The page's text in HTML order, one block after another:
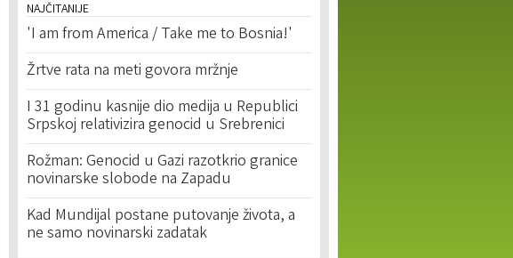
NAJČITANIJE
'I am from America / Take me to Bosnia!'
Žrtve rata na meti govora mržnje
I 31 godinu kasnije dio medija u Republici
Srpskoj relativizira genocid u Srebrenici
Rožman: Genocid u Gazi razotkrio granice
novinarske slobode na Zapadu
Kad Mundijal postane putovanje života, a
ne samo novinarski zadatak